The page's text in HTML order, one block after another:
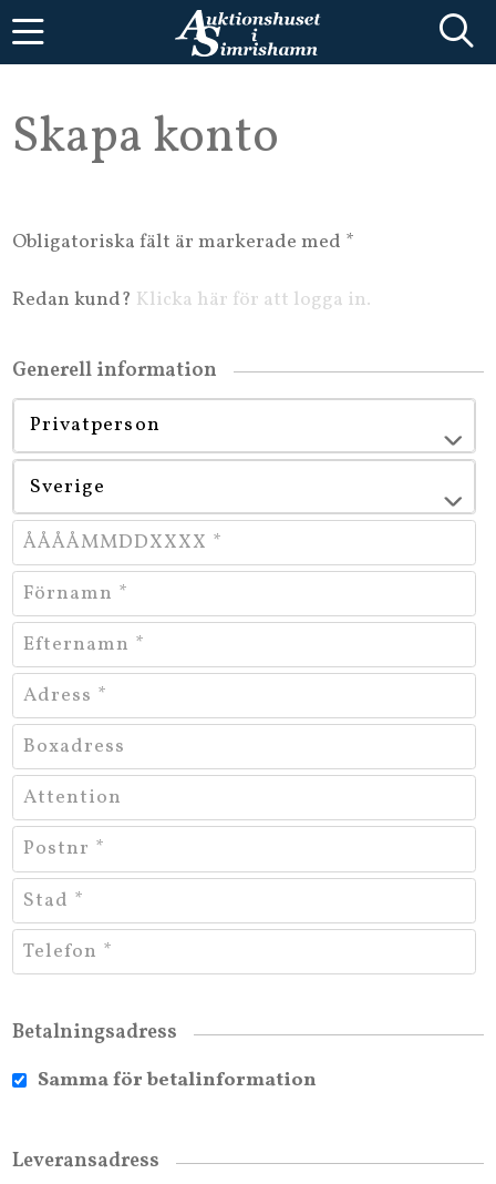
Skapa konto
Obligatoriska fält är markerade med *
Redan kund? Klicka här för att logga in.
Generell information
Betalningsadress
Samma för betalinformation
Leveransadress